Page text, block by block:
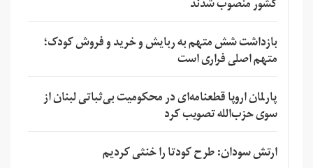
کشور منصوب شدند
بازداشت شش متهم به ربایش و خرید و فروش کودک؛
متهم اصلی فراری است
پارلمان اروپا قطعنامه‌ای در محکومیت بی‌ثباتی لبنان از
سوی حزب‌الله تصویب کرد
ارتش سودان: طرح کودتا را خنثی کردیم